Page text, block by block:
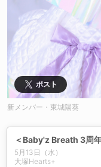
ポスト
新メンバー・東城陽葵
＜Baby'z Breath 3周
5月13日（水）
大塚Hearts+